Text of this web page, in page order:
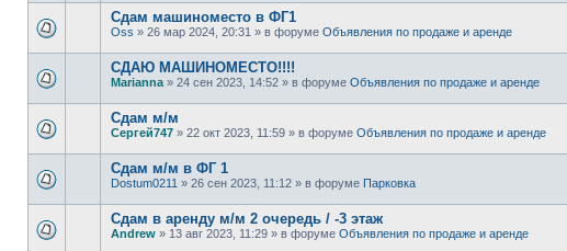
Сдам машиноместо в ФГ1
Oss » 26 мар 2024, 20:31 » в форуме Объявления по продаже и аренде
СДАЮ МАШИНОМЕСТО!!!!
Marianna » 24 сен 2023, 14:52 » в форуме Объявления по продаже и аренде
Сдам м/м
Сергей747 » 22 окт 2023, 11:59 » в форуме Объявления по продаже и аренде
Сдам м/м в ФГ 1
Dostum0211 » 26 сен 2023, 11:12 » в форуме Парковка
Сдам в аренду м/м 2 очередь / -3 этаж
Andrew » 13 авг 2023, 11:29 » в форуме Объявления по продаже и аренде